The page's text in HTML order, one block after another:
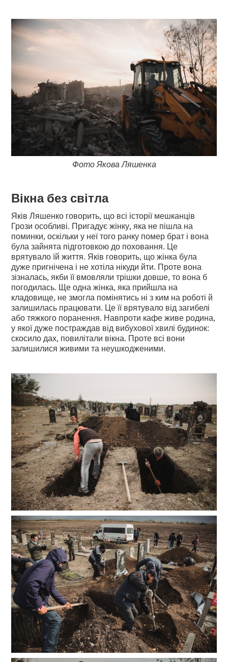
Фото Якова Ляшенка
Вікна без світла
Яків Ляшенко говорить, що всі історії мешканців
Грози особливі. Пригадує жінку, яка не пішла на
поминки, оскільки у неї того ранку помер брат і вона
була зайнята підготовкою до поховання. Це
врятувало їй життя. Яків говорить, що жінка була
дуже пригнічена і не хотіла нікуди йти. Проте вона
зізналась, якби її вмовляли трішки довше, то вона б
погодилась. Ще одна жінка, яка прийшла на
кладовище, не змогла помінятись ні з ким на роботі й
залишилась працювати. Це її врятувало від загибелі
або тяжкого поранення. Навпроти кафе живе родина,
у якої дуже постраждав від вибухової хвилі будинок:
скосило дах, повилітали вікна. Проте всі вони
залишилися живими та неушкодженими.